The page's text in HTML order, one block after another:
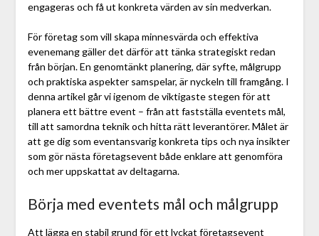
engageras och få ut konkreta värden av sin medverkan.
För företag som vill skapa minnesvärda och effektiva
evenemang gäller det därför att tänka strategiskt redan
från början. En genomtänkt planering, där syfte, målgrupp
och praktiska aspekter samspelar, är nyckeln till framgång. I
denna artikel går vi igenom de viktigaste stegen för att
planera ett bättre event – från att fastställa eventets mål,
till att samordna teknik och hitta rätt leverantörer. Målet är
att ge dig som eventansvarig konkreta tips och nya insikter
som gör nästa företagsevent både enklare att genomföra
och mer uppskattat av deltagarna.
Börja med eventets mål och målgrupp
Att lägga en stabil grund för ett lyckat företagsevent